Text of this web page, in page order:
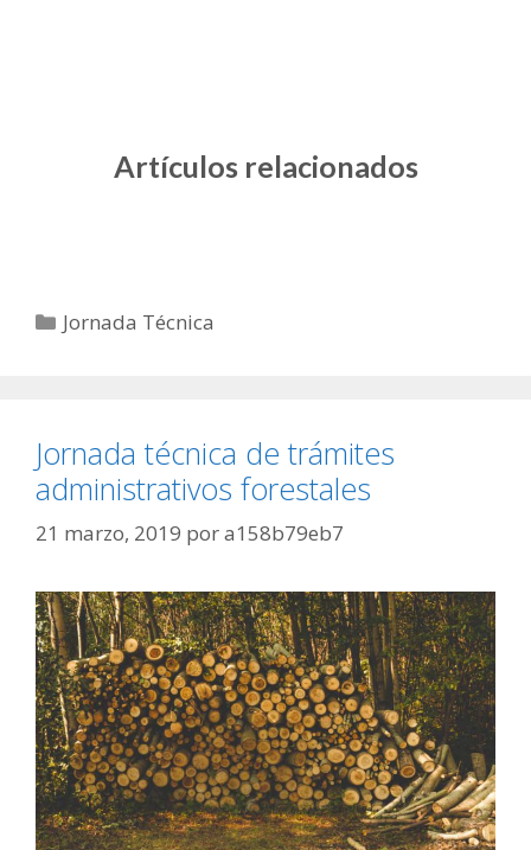
Artículos relacionados
Jornada Técnica
Jornada técnica de trámites
administrativos forestales
21 marzo, 2019 pora158b79eb7